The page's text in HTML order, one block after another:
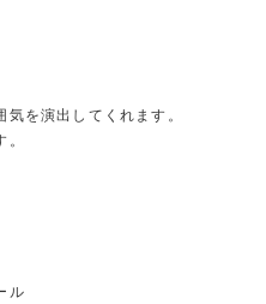
を演出してくれます。
ル